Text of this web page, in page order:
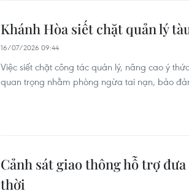
Khánh Hòa siết chặt quản lý
16/07/2026 09:44
Việc siết chặt công tác quản lý, nâng cao ý
quan trọng nhằm phòng ngừa tai nạn, bảo
Cảnh sát giao thông hỗ trợ
thời